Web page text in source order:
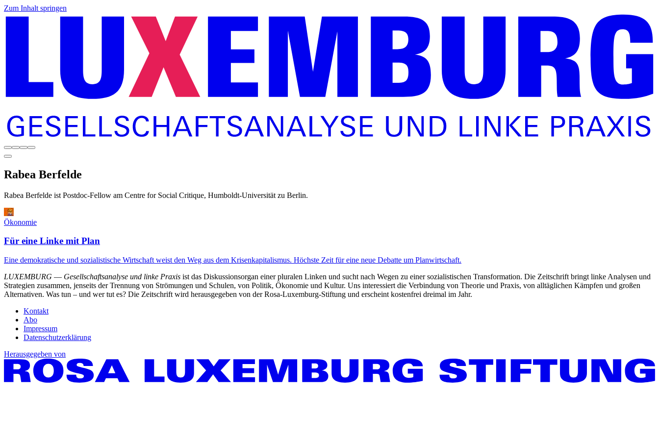
Zum Inhalt springen
Rabea Berfelde
Rabea Berfelde ist Postdoc-Fellow am Centre for Social Critique, Humboldt-Universität zu Berlin.
Ökonomie
Für eine Linke mit Plan
Eine demokratische und sozialistische Wirtschaft weist den Weg aus dem Krisenkapitalismus. Höchste Zeit für eine neue Debatte um Planwirtschaft.
LUXEMBURG — Gesellschaftsanalyse und linke Praxis ist das Diskussionsorgan einer pluralen Linken und sucht nach Wegen zu einer sozialistischen Transformation. Die Zeitschrift bringt linke Analysen und
Strategien zusammen, jenseits der Trennung von Strömungen und Schulen, von Politik, Ökonomie und Kultur. Uns interessiert die Verbindung von Theorie und Praxis, von alltäglichen Kämpfen und großen
Alternativen. Was tun – und wer tut es? Die Zeitschrift wird herausgegeben von der Rosa-Luxemburg-Stiftung und erscheint kostenfrei dreimal im Jahr.
Kontakt
Abo
Impressum
Datenschutzerklärung
Herausgegeben von